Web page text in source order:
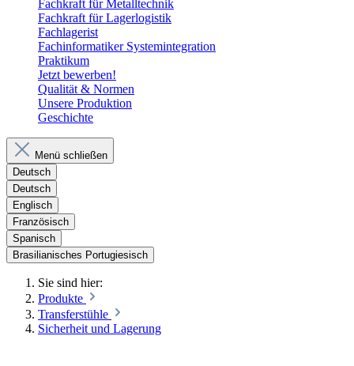
Fachkraft für Metalltechnik
Fachkraft für Lagerlogistik
Fachlagerist
Fachinformatiker Systemintegration
Praktikum
Jetzt bewerben!
Qualität & Normen
Unsere Produktion
Geschichte
Menü schließen
Deutsch
Deutsch
Englisch
Französisch
Spanisch
Brasilianisches Portugiesisch
Sie sind hier:
Produkte
Transferstühle
Sicherheit und Lagerung